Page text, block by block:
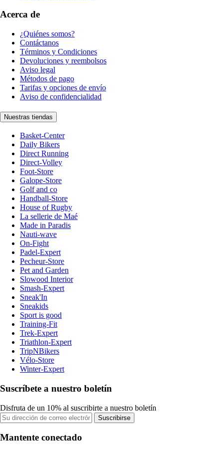
Acerca de
¿Quiénes somos?
Contáctanos
Términos y Condiciones
Devoluciones y reembolsos
Aviso legal
Métodos de pago
Tarifas y opciones de envío
Aviso de confidencialidad
Nuestras tiendas
Basket-Center
Daily Bikers
Direct Running
Direct-Volley
Foot-Store
Galope-Store
Golf and co
Handball-Store
House of Rugby
La sellerie de Maé
Made in Paradis
Nauti-wave
On-Fight
Padel-Expert
Pecheur-Store
Pet and Garden
Slowood Interior
Smash-Expert
Sneak'In
Sneakids
Sport is good
Training-Fit
Trek-Expert
Triathlon-Expert
TripNBikers
Vélo-Store
Winter-Expert
Suscríbete a nuestro boletín
Disfruta de un 10% al suscribirte a nuestro boletín
Suscribirse
Mantente conectado